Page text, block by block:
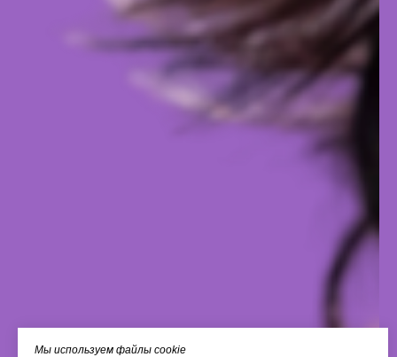
Мы используем файлы cookie